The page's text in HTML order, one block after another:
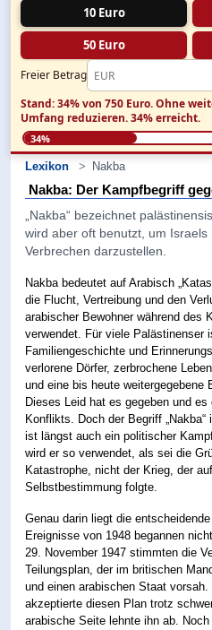
10 Euro
50 Euro
Freier Betrag
Stand: 34% von 750 Euro.Ohne
Umfang reduzieren.34% erreicht.
34%
Lexikon Nakba
Nakba: Der Kampfbegriff
„Nakba“ bezeichnet
wird aber oft benutzt, um
Verbrechen darzustellen.
Nakba bedeutet auf Arabisch
die Flucht, Vertreibung und den
arabischer Bewohner während des
verwendet. Für viele Palästinenser
Familiengeschichte und
verlorene Dörfer, zerbrochene
und eine bis heute weitergegebene
Dieses Leid hat es gegeben und
Konflikts. Doch der Begriff
ist längst auch ein politischer
wird er so verwendet, als sei die
Katastrophe, nicht der Krieg, der
Selbstbestimmung folgte.
Genau darin liegt die
Ereignisse von 1948 begannen
29. November 1947 stimmten die
Teilungsplan, der im britischen
und einen arabischen Staat
akzeptierte diesen Plan trotz
arabische Seite lehnte ihn ab.